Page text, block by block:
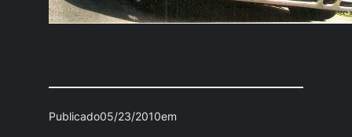
Publicado05/23/2010em